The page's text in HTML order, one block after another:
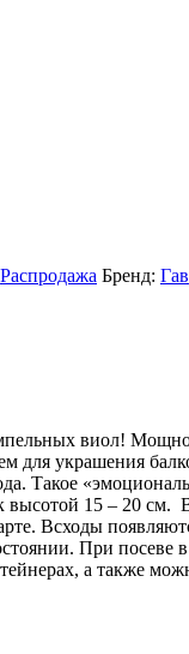
Распродажа Бренд:
виол!
для украшения
Такое
15 – 20 см.
Всходы
При посеве
а также